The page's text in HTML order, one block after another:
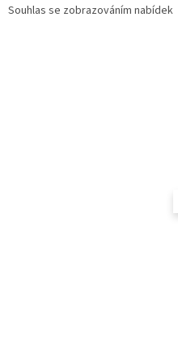
Souhlas se zobrazováním nabídek